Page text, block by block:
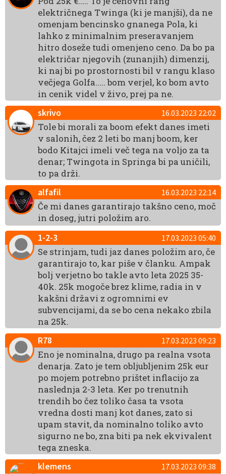
električnega Twinga (ki je manjši), da ne
omenjam bencinsko gnanega Pola, ki
lahko z minimalnim preseravanjem
hitro doseže tudi omenjeno ceno. Da bo pa
električar njegovih (zunanjih) dimenzij,
ki naj bi po prostornosti bil v rangu klaso
večjega Golfa..... bom verjel, ko bom avto
in cenik videl v živo, prej pa ne.
skrivo
16.03.2023 22:02
Tole bi morali za boom efekt danes imeti
v salonih, čez 2 leti bo manj boom, ker
bodo Kitajci imeli več tega na voljo za ta
denar; Twingota in Springa bi pa uničili,
to pa drži.
alfafil
16.03.2023 22:14
Če mi danes garantirajo takšno ceno, moč
in doseg, jutri položim aro.
1-2-3
17.03.2023 05:40
Se strinjam, tudi jaz danes položim aro, če
garantirajo to, kar piše v članku. Ampak
bolj verjetno bo takle avto leta 2025 35-
40k. 25k mogoče brez klime, radia in v
kakšni državi z ogromnimi ev
subvencijami, da se bo cena nekako zbila
na 25k.
R78
17.03.2023 09:23
Eno je nominalna, drugo pa realna vsota
denarja. Zato je tem obljubljenim 25k eur
po mojem potrebno prištet inflacijo za
naslednja 2-3 leta. Ker po trenutnih
trendih bo čez toliko časa ta vsota
vredna dosti manj kot danes, zato si
upam stavit, da nominalno toliko avto
sigurno ne bo, zna biti pa nek ekvivalent
tega zneska.
klemens
17.03.2023 09:38